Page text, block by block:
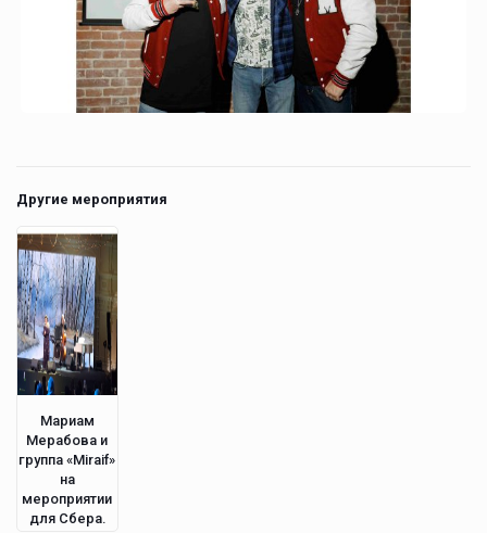
Другие мероприятия
Мариам
Мерабова и
группа «Miraif»
на
мероприятии
для Сбера.